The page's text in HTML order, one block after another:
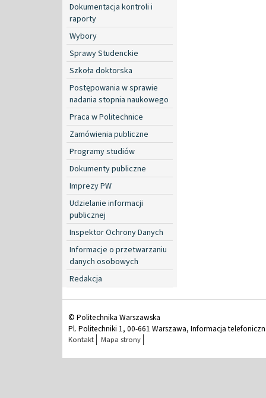
Dokumentacja kontroli i
raporty
Wybory
Sprawy Studenckie
Szkoła doktorska
Postępowania w sprawie
nadania stopnia naukowego
Praca w Politechnice
Zamówienia publiczne
Programy studiów
Dokumenty publiczne
Imprezy PW
Udzielanie informacji
publicznej
Inspektor Ochrony Danych
Informacje o przetwarzaniu
danych osobowych
Redakcja
© Politechnika Warszawska
Pl. Politechniki 1, 00-661 Warszawa, Informacja
Kontakt Mapa strony